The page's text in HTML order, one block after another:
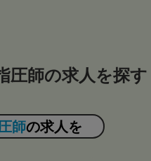
圧師の求人を探す
師の求人を